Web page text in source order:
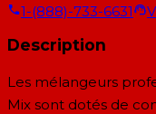
1-(888)-733-6631
Description
Les mélangeurs
Mix sont dotés de